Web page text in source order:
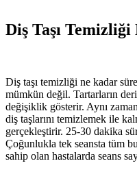
Diş Taşı
Diş taşı temizliği ne kadar
mümkün değil. Tartarların
değişiklik gösterir. Aynı
diş taşlarını temizlemek ile
gerçekleştirir. 25-30 dakika
Çoğunlukla tek seansta tüm
sahip olan hastalarda seans